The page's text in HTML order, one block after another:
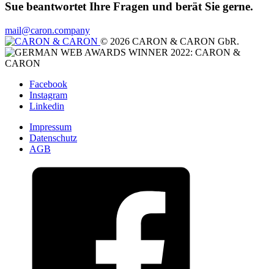
Sue beantwortet Ihre Fragen und berät Sie gerne.
mail@caron.company
© 2026 CARON & CARON GbR.
Facebook
Instagram
Linkedin
Impressum
Datenschutz
AGB